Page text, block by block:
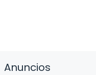
Anuncios